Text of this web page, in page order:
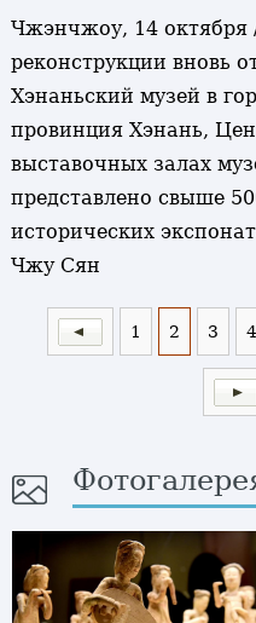
Чжэнчжоу, 14 октября
реконструкции вновь
Хэнаньский музей в
провинция Хэнань,
выставочных залах
представлено свыше
исторических
Чжу Сян
1 2 3 4